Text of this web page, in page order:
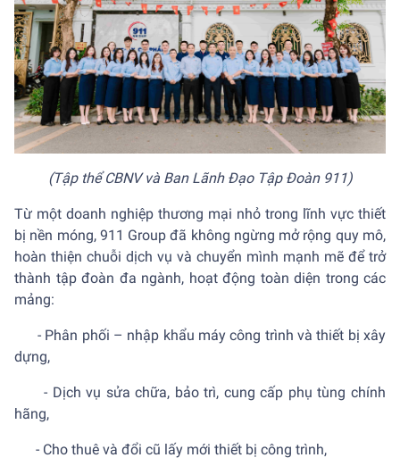
(Tập thể CBNV và Ban Lãnh Đạo Tập Đoàn 911)
Từ một doanh nghiệp thương mại nhỏ trong lĩnh vực thiết
bị nền móng, 911 Group đã không ngừng mở rộng quy mô,
hoàn thiện chuỗi dịch vụ và chuyển mình mạnh mẽ để trở
thành tập đoàn đa ngành, hoạt động toàn diện trong các
mảng:
- Phân phối – nhập khẩu máy công trình và thiết bị xây
dựng,
- Dịch vụ sửa chữa, bảo trì, cung cấp phụ tùng chính
hãng,
- Cho thuê và đổi cũ lấy mới thiết bị công trình,